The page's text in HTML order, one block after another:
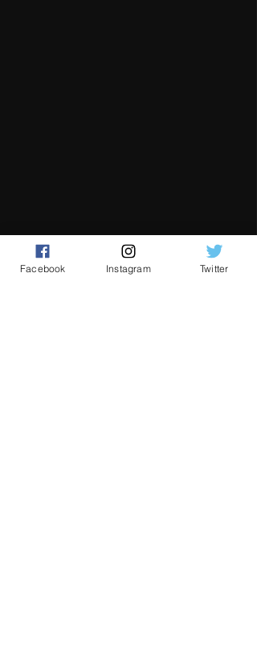
Facebook Instagram Twitter